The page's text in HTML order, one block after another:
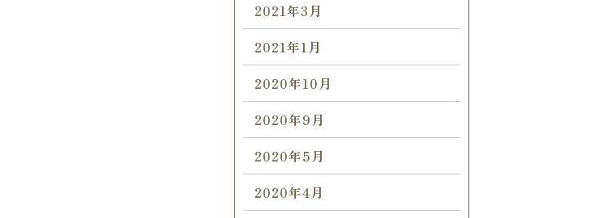
2021年3月
2021年1月
2020年10月
2020年9月
2020年5月
2020年4月